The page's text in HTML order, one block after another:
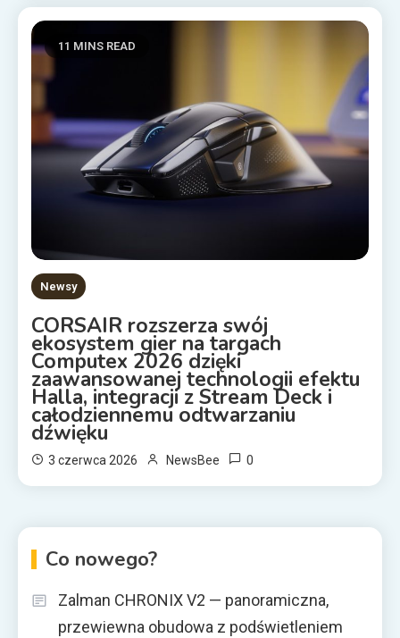
11 MINS READ
Newsy
CORSAIR rozszerza swój
ekosystem gier na targach
Computex 2026 dzięki
zaawansowanej technologii efektu
Halla, integracji z Stream Deck i
całodziennemu odtwarzaniu
dźwięku
3 czerwca 2026 NewsBee 0
Co nowego?
Zalman CHRONIX V2 — panoramiczna,
przewiewna obudowa z podświetleniem